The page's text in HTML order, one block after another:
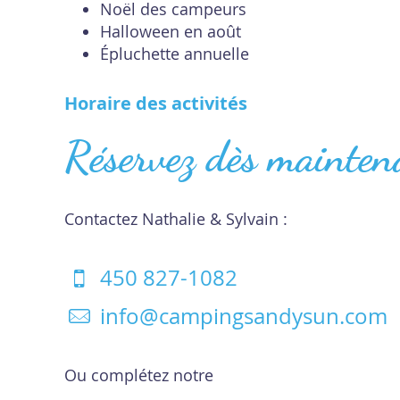
Noël des campeurs
Halloween en août
Épluchette annuelle
Horaire des activités
Réservez dès
Contactez Nathalie & Sylvain :
450 827-1082
info@campingsandysun.com
Ou complétez notre